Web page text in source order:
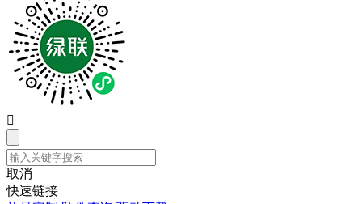

取消
快速链接